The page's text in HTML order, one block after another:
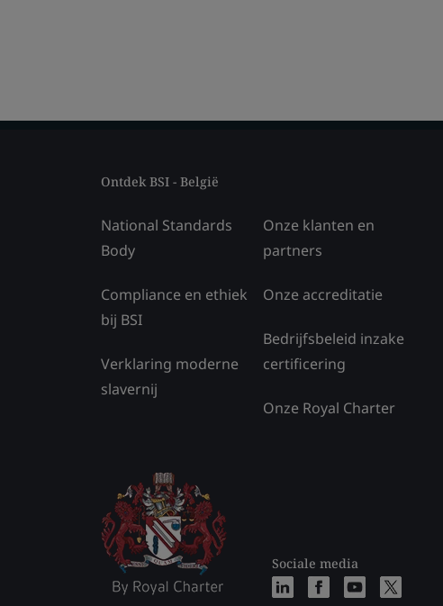
Ontdek BSI - België
National Standards
Body
Compliance en ethiek
bij BSI
Verklaring moderne
slavernij
Onze klanten en
partners
Onze accreditatie
Bedrijfsbeleid inzake
certificering
Onze Royal Charter
Sociale media